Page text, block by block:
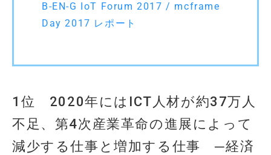
B-EN-G IoT Forum 2017 / mcframe
Day 2017 レポート
1位 2020年にはICT人材が約37万人
不足、第4次産業革命の進展によって
減少する仕事と増加する仕事 ─経済